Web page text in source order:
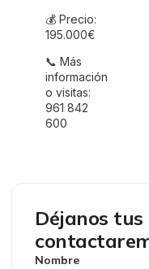
Déjanos
Nombre
💰 Precio:
195.000€
📞 Más
información
o visitas:
961 842
600